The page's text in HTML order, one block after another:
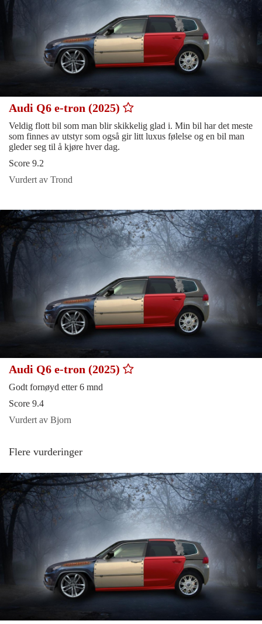
Audi Q6 e-tron (2025)
Veldig flott bil som man blir skikkelig glad i. Min bil har det meste
som finnes av utstyr som også gir litt luxus følelse og en bil man
gleder seg til å kjøre hver dag.
Score 9.2
Vurdert av Trond
Audi Q6 e-tron (2025)
Godt fornøyd etter 6 mnd
Score 9.4
Vurdert av Bjorn
Flere vurderinger